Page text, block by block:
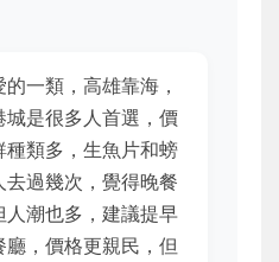
一類，高雄靠海，
是很多人首選，價
類多，生魚片和螃
過幾次，覺得晚餐
潮也多，建議提早
，價格更親民，但